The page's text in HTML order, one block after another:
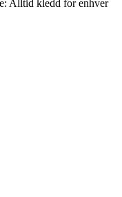
Alltid kledd for enhver